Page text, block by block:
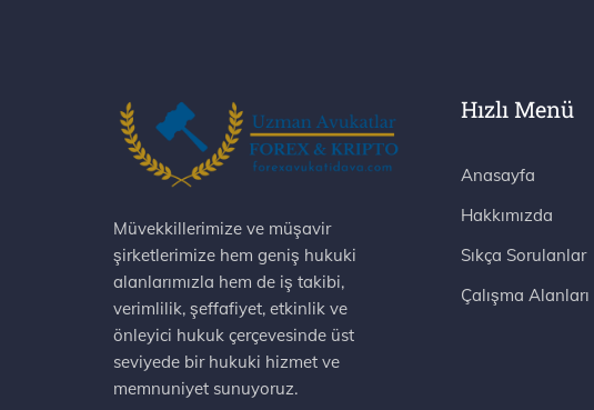
Müvekkillerimize ve müşavir
şirketlerimize hem geniş hukuki
alanlarımızla hem de iş takibi,
verimlilik, şeffafiyet, etkinlik ve
önleyici hukuk çerçevesinde üst
seviyede bir hukuki hizmet ve
memnuniyet sunuyoruz.
Hızlı Menü
Anasayfa
Hakkımızda
Sıkça Sorulanlar
Çalışma Alanları